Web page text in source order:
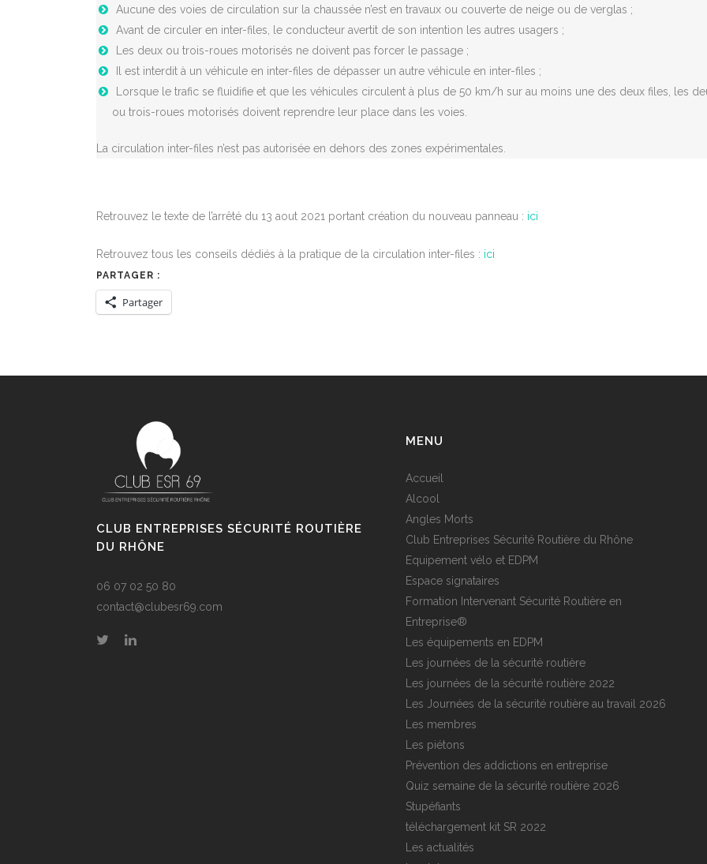
Aucune des voies de circulation sur la chaussée n’est en travaux ou couverte de neige ou de verglas ;
Avant de circuler en inter-files, le conducteur avertit de son intention les autres usagers ;
Les deux ou trois-roues motorisés ne doivent pas forcer le passage ;
Il est interdit à un véhicule en inter-files de dépasser un autre véhicule en inter-files ;
Lorsque le trafic se fluidifie et que les véhicules circulent à plus de 50 km/h sur au moins une des deux files, les
ou trois-roues motorisés doivent reprendre leur place dans les voies.
La circulation inter-files n’est pas autorisée en dehors des zones expérimentales.
Retrouvez le texte de l’arrêté du 13 aout 2021 portant création du nouveau panneau : ici
Retrouvez tous les conseils dédiés à la pratique de la circulation inter-files : ici
PARTAGER :
Partager
CLUB ENTREPRISES SÉCURITÉ ROUTIÈRE
DU RHÔNE
06 07 02 50 80
contact@clubesr69.com
MENU
Accueil
Alcool
Angles Morts
Club Entreprises Sécurité Routière du Rhône
Equipement vélo et EDPM
Espace signataires
Formation Intervenant Sécurité Routière en
Entreprise®
Les équipements en EDPM
Les journées de la sécurité routière
Les journées de la sécurité routière 2022
Les Journées de la sécurité routière au travail 2026
Les membres
Les piétons
Prévention des addictions en entreprise
Quiz semaine de la sécurité routière 2026
Stupéfiants
téléchargement kit SR 2022
Les actualités